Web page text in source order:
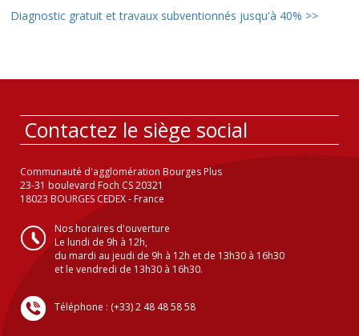
Diagnostic gratuit et travaux subventionnés jusqu'à 40% >>
Contactez le siège social
Communauté d'agglomération Bourges Plus
23-31 boulevard Foch CS 20321
18023 BOURGES CEDEX - France
Nos horaires d'ouverture
Le lundi de 9h à 12h,
du mardi au jeudi de 9h à 12h et de 13h30 à 16h30
et le vendredi de 13h30 à 16h30.
Téléphone : (+33) 2 48 48 58 58